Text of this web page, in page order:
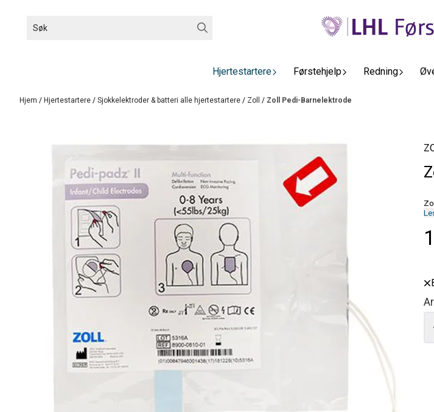
Hjertestartere Førstehjelp Redning
Hjem / Hjertestartere / Sjokkelektroder & batteri alle hjertestartere / Zoll / Zoll Pedi-Barnelektrode